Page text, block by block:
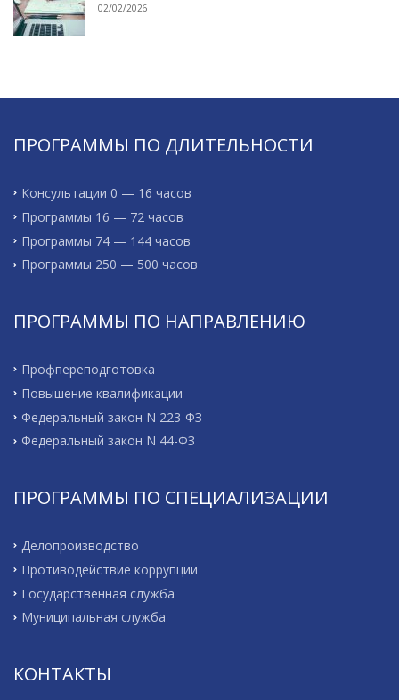
02/02/2026
ПРОГРАММЫ ПО ДЛИТЕЛЬНОСТИ
Консультации 0 — 16 часов
Программы 16 — 72 часов
Программы 74 — 144 часов
Программы 250 — 500 часов
ПРОГРАММЫ ПО НАПРАВЛЕНИЮ
Профпереподготовка
Повышение квалификации
Федеральный закон N 223-ФЗ
Федеральный закон N 44-ФЗ
ПРОГРАММЫ ПО СПЕЦИАЛИЗАЦИИ
Делопроизводство
Противодействие коррупции
Государственная служба
Муниципальная служба
КОНТАКТЫ